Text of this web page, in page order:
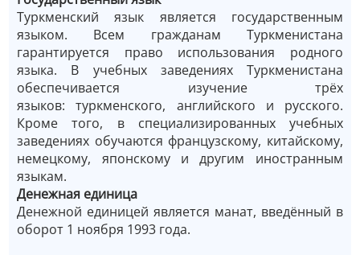
Туркменский язык является государственным
языком. Всем гражданам Туркменистана
гарантируется право использования родного
языка. В учебных заведениях Туркменистана
обеспечивается изучение трёх
языков: туркменского, английского и русского.
Кроме того, в специализированных учебных
заведениях обучаются французскому, китайскому,
немецкому, японскому и другим иностранным
языкам.
Денежная единица
Денежной единицей является манат, введённый в
оборот 1 ноября 1993 года.